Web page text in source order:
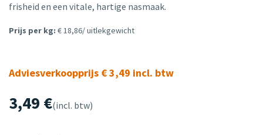
frisheid en een vitale, hartige nasmaak.
Prijs per kg: € 18,86/ uitlekgewicht
Adviesverkoopprijs € 3,49 incl. btw
3,49 €(incl. btw)